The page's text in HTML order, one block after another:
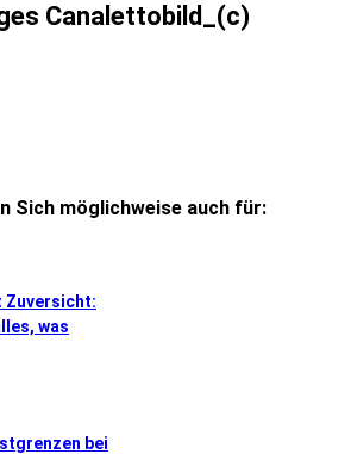
Canalettobild_(c)
Sich möglichweise auch für:
Zuversicht:
was
bei